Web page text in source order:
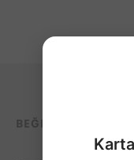
BEĞENEBILECEĞIN